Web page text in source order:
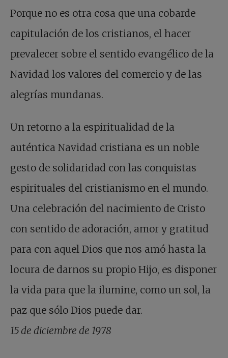
Porque no es otra cosa que una cobarde
capitulación de los cristianos, el hacer
prevalecer sobre el sentido evangélico de la
Navidad los valores del comercio y de las
alegrías mundanas.
Un retorno a la espiritualidad de la
auténtica Navidad cristiana es un noble
gesto de solidaridad con las conquistas
espirituales del cristianismo en el mundo.
Una celebración del nacimiento de Cristo
con sentido de adoración, amor y gratitud
para con aquel Dios que nos amó hasta la
locura de darnos su propio Hijo, es disponer
la vida para que la ilumine, como un sol, la
paz que sólo Dios puede dar.
15 de diciembre de 1978